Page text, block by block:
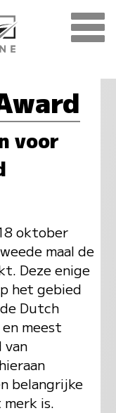
voor
oktober
maal de
Deze enige
het gebied
Dutch
meest
belangrijke
is.